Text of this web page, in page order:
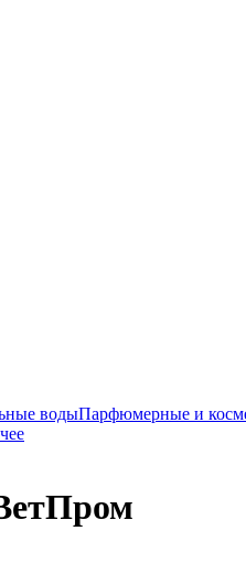
водыПарфюмерные и